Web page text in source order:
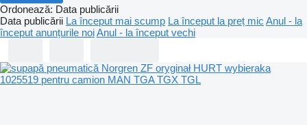
Ordonează: Data publicării
Data publicării La început mai scump La început la preț mic Anul - la
început anunțurile noiAnul - la început vechi